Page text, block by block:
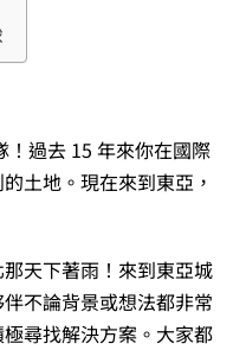
！過去 15 年來你在國際
土地。現在來到東亞，
天下著雨！來到東亞城
不論背景或想法都非常
尋找解決方案。大家都